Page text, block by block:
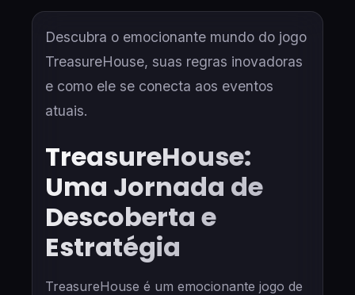
Descubra o emocionante mundo do jogo
TreasureHouse, suas regras inovadoras
e como ele se conecta aos eventos
atuais.
TreasureHouse:
Uma Jornada de
Descoberta e
Estratégia
TreasureHouse é um emocionante jogo de